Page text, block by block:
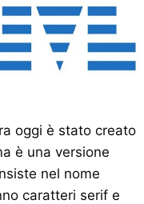
oggi è stato creato
è una versione
nel nome
caratteri serif e